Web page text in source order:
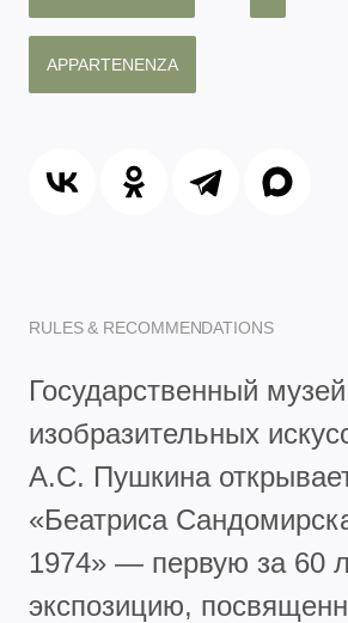
APPARTENENZA
RULES & RECOMMENDATIONS
Государственный музей
изобразительных
А.С. Пушкина
«Беатриса
1974» — первую за 60
экспозицию,